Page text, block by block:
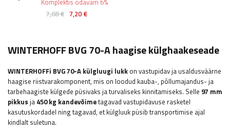
7,68 € 7,20 €
Komplektis odavam 6%
WINTERHOFF BVG 70-A haagise külghaakeseade
WINTERHOFFi BVG 70-A külgluugi lukk on vastupidav ja usaldusväärne
haagise riistvarakomponent, mis on loodud kauba-, põllumajandus- ja
tarbehaagiste külgede püsivaks ja turvaliseks kinnitamiseks. Selle 97 mm
pikkus ja 450 kg kandevõimetagavad vastupidavuse rasketel
kasutuskordadel ning tagavad, et külgluuk püsib transportimise ajal
kindlalt suletuna.